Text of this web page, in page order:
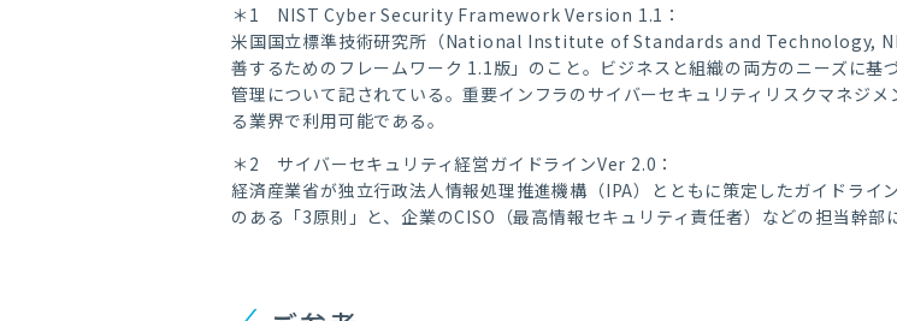
＊1 NIST Cyber Security Framework Version 1.1：
米国国立標準技術研究所（National Institute of Standards and Technology,
善するためのフレームワーク 1.1版」のこと。ビジネスと組織の両方のニーズに基
管理について記されている。重要インフラのサイバーセキュリティリスクマネジ
る業界で利用可能である。
＊2 サイバーセキュリティ経営ガイドラインVer 2.0：
経済産業省が独立行政法人情報処理推進機構（IPA）とともに策定したガイドラ
のある「3原則」と、企業のCISO（最高情報セキュリティ責任者）などの担当幹部